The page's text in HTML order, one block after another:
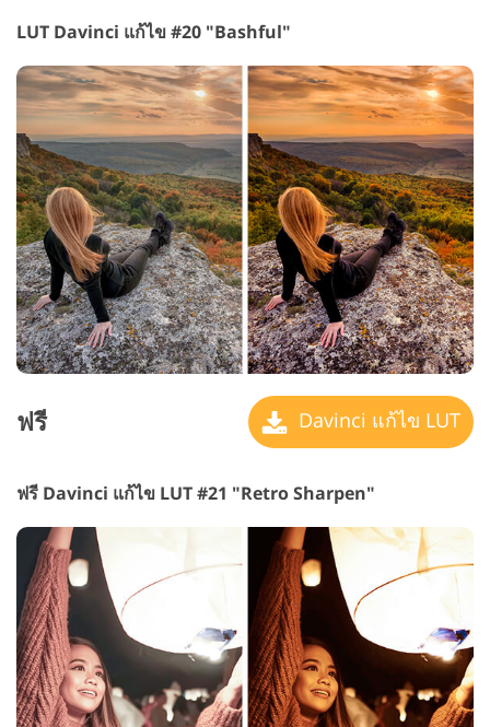
LUT Davinci แก้ไข #20 "Bashful"
ฟรี Davinci แก้ไข LUT
ฟรี Davinci แก้ไข LUT #21 "Retro Sharpen"